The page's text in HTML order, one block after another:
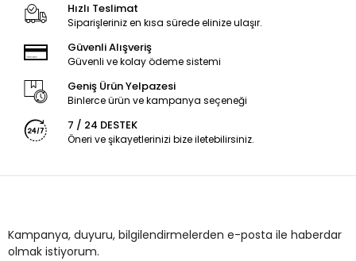
Hızlı Teslimat
Siparişleriniz en kısa sürede elinize ulaşır.
Güvenli Alışveriş
Güvenli ve kolay ödeme sistemi
Geniş Ürün Yelpazesi
Binlerce ürün ve kampanya seçeneği
7 / 24 DESTEK
Öneri ve şikayetlerinizi bize iletebilirsiniz.
Kampanya, duyuru, bilgilendirmelerden e-posta ile haberdar
olmak istiyorum.